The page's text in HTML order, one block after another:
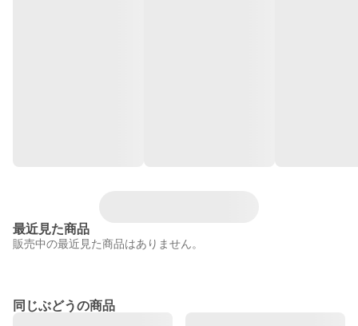
最近見た商品
販売中の最近見た商品はありません。
同じぶどうの商品